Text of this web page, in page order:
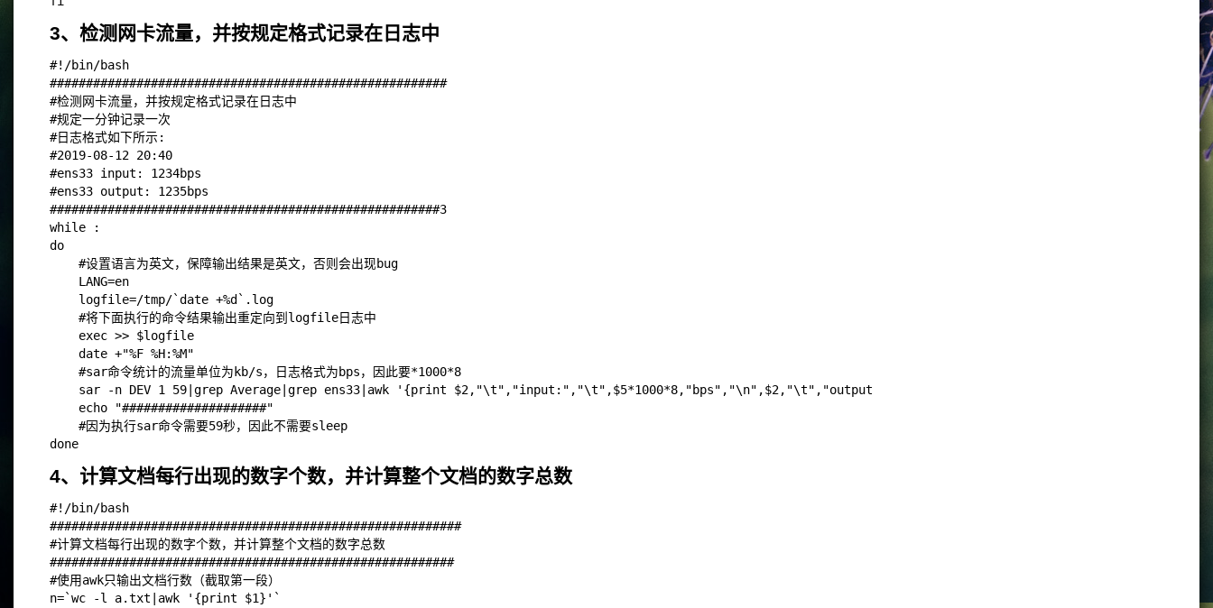
3、检测网卡流量，并按规定格式记录在日志中
#!/bin/bash
#######################################################
#检测网卡流量，并按规定格式记录在日志中
#规定一分钟记录一次
#日志格式如下所示:
#2019-08-12 20:40
#ens33 input: 1234bps
#ens33 output: 1235bps
######################################################3
while :
do
#设置语言为英文，保障输出结果是英文，否则会出现bug
LANG=en
logfile=/tmp/`date +%d`.log
#将下面执行的命令结果输出重定向到logfile日志中
exec >> $logfile
date +"%F %H:%M"
#sar命令统计的流量单位为kb/s，日志格式为bps，因此要*1000*8
sar -n DEV 1 59|grep Average|grep ens33|awk '{print $2,"\t","input:","\t",$5*1000*8,"bps","\n",$2,"\t","output:","\t",$6*1000*8,"bps"}'
echo "####################"
#因为执行sar命令需要59秒，因此不需要sleep
done
4、计算文档每行出现的数字个数，并计算整个文档的数字总数
#!/bin/bash
#########################################################
#计算文档每行出现的数字个数，并计算整个文档的数字总数
########################################################
#使用awk只输出文档行数（截取第一段）
n=`wc -l a.txt|awk '{print $1}'`